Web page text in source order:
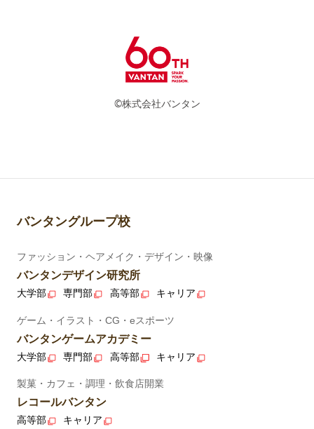
©株式会社バンタン
バンタングループ校
ファッション・ヘアメイク・デザイン・映像
バンタンデザイン研究所
大学部 専門部 高等部 キャリア
ゲーム・イラスト・CG・eスポーツ
バンタンゲームアカデミー
大学部 専門部 高等部 キャリア
製菓・カフェ・調理・飲食店開業
レコールバンタン
高等部 キャリア